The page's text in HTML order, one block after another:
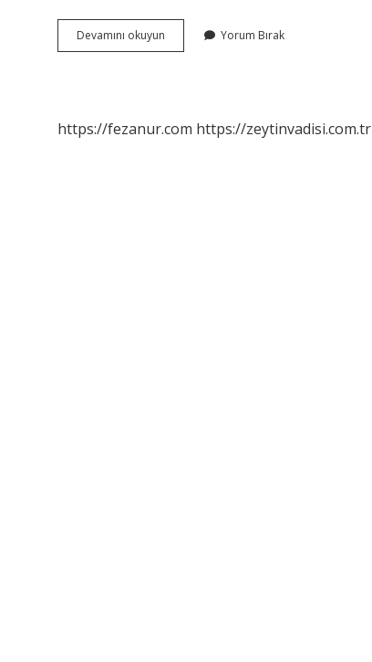
Devamını okuyun Dünyada
Ilk
Yorum Bırak
https://fezanur.com https://zeytinvadisi.com.tr